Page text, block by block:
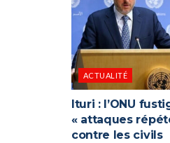
ACTUALITÉ
Ituri : l’ONU
« attaques
contre les civils